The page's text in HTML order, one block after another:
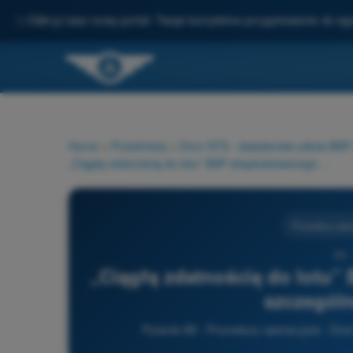
Odkryj nasz nowy portal: Twoje kompletne przygotowanie do
Home Przedmioty Dron STS - świadectwo pilota
„Ciągłą zdatnością do
Pytanie 89 - Procedury operacyjne -